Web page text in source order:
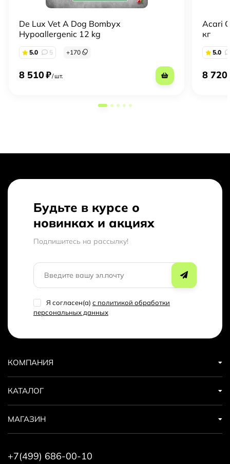
De Lux Vet A Dog Bombyx
Hypoallergenic 12 kg
5.0 5 +170
8 510₽/шт.
Acari
кг
5.0
8 720
Будьте в курсе о
новинках и акциях
Подпишитесь на рассылкy!
Я согласен(a) с политикой обработки
персональных данных
КОМПАНИЯ
КАТАЛОГ
МАГАЗИН
+7(499) 686-00-10